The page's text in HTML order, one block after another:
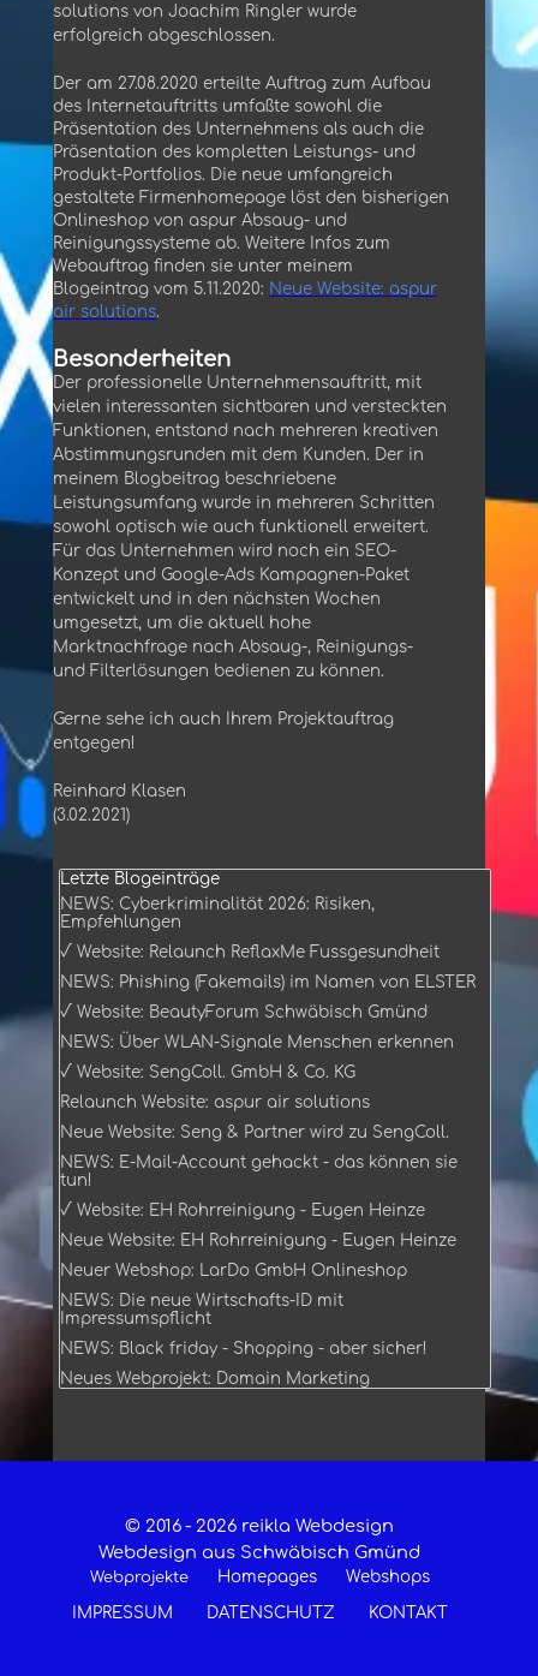
solutions von Joachim Ringler wurde
erfolgreich abgeschlossen.
Der am 27.08.2020 erteilte Auftrag zum Aufbau
des Internetauftritts umfaßte sowohl die
Präsentation des Unternehmens als auch die
Präsentation des kompletten Leistungs- und
Produkt-Portfolios. Die neue umfangreich
gestaltete Firmenhomepage löst den bisherigen
Onlineshop von aspur Absaug- und
Reinigungssysteme ab. Weitere Infos zum
Webauftrag finden sie unter meinem
Blogeintrag vom 5.11.2020: Neue Website: aspur
air solutions.
Besonderheiten
Der professionelle Unternehmensauftritt, mit
vielen interessanten sichtbaren und versteckten
Funktionen, entstand nach mehreren kreativen
Abstimmungsrunden mit dem Kunden. Der in
meinem Blogbeitrag beschriebene
Leistungsumfang wurde in mehreren Schritten
sowohl optisch wie auch funktionell erweitert.
Für das Unternehmen wird noch ein SEO-
Konzept und Google-Ads Kampagnen-Paket
entwickelt und in den nächsten Wochen
umgesetzt, um die aktuell hohe
Marktnachfrage nach Absaug-, Reinigungs-
und Filterlösungen bedienen zu können.
Gerne sehe ich auch Ihrem Projektauftrag
entgegen!
Reinhard Klasen
(3.02.2021)
Block überspringen Letzte Blogeinträge
Letzte Blogeinträge
NEWS: Cyberkriminalität 2026: Risiken,
Empfehlungen
√ Website: Relaunch ReflaxMe Fussgesundheit
NEWS: Phishing (Fakemails) im Namen von ELSTER
√ Website: BeautyForum Schwäbisch Gmünd
NEWS: Über WLAN-Signale Menschen erkennen
√ Website: SengColl. GmbH & Co. KG
Relaunch Website: aspur air solutions
Neue Website: Seng & Partner wird zu SengColl.
NEWS: E-Mail-Account gehackt - das können sie
tun!
√ Website: EH Rohrreinigung - Eugen Heinze
Neue Website: EH Rohrreinigung - Eugen Heinze
Neuer Webshop: LarDo GmbH Onlineshop
NEWS: Die neue Wirtschafts-ID mit
Impressumspflicht
NEWS: Black friday - Shopping - aber sicher!
Neues Webprojekt: Domain Marketing
© 2016 - 2026 reikla Webdesign
Webdesign aus Schwäbisch Gmünd
Webprojekte Homepages
Webshops
IMPRESSUM
DATENSCHUTZ KONTAKT